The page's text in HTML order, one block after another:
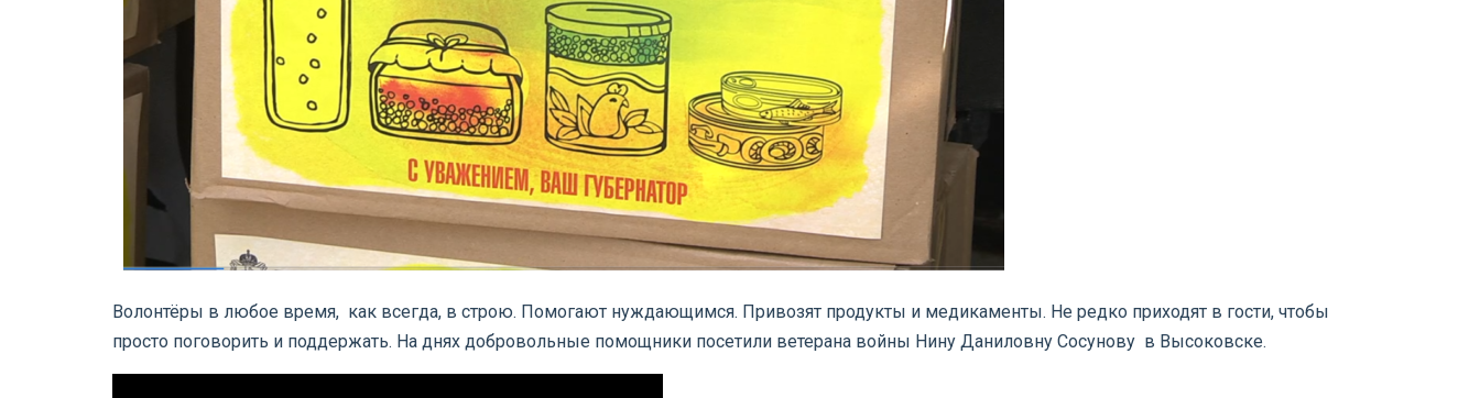
Волонтёры в любое время, как всегда, в строю. Помогают нуждающимся. Привозят продукты и медикаменты. Не редко приходят в гости, чтобы
просто поговорить и поддержать. На днях добровольные помощники посетили ветерана войны Нину Даниловну Сосунову в Высоковске.